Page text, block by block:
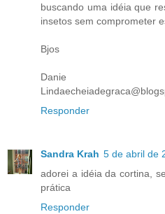
buscando uma idéia que
insetos sem comprometer
Bjos
Danie
Responder
Sandra Krah 5 de abril de
adorei a idéia da cortina,
prática
Responder